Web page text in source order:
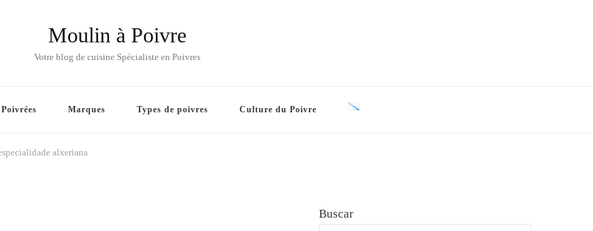
Moulin à Poivre
Votre blog de cuisine Spécialiste en Poivres
Marques Types de poivres Culture du Poivre
alxeriana
Buscar